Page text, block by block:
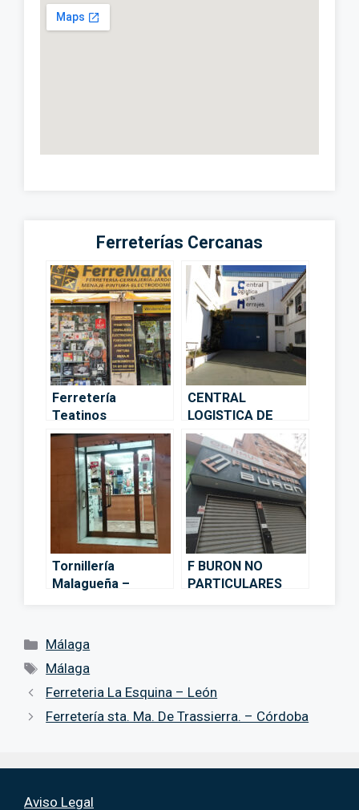
Ferreterías Cercanas
Ferretería
Teatinos
Ferremarket –
Málaga
CENTRAL
LOGISTICA DE
HERRAJES S.A.
(CLH) – Málaga
Tornillería
Malagueña –
F BURON NO
PARTICULARES
Categorías
Málaga
Etiquetas
Málaga
Ferreteria La Esquina – León
Ferretería sta. Ma. De Trassierra. – Córdoba
Aviso Legal